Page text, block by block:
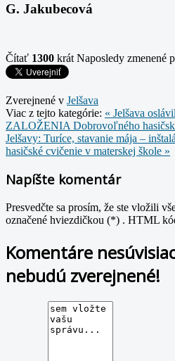
G. Jakubecová
Čítať 1300 krát Naposledy zmenené
Zverejnené v Jelšava
Viac z tejto kategórie: « Jelšava
ZALOŽENIA Dobrovoľného
Jelšavy: Turíce, stavanie mája –
hasičské cvičenie v materskej škole »
Napíšte komentár
Presvedčte sa prosím, že ste vložili
označené hviezdičkou (*) . HTML
Komentáre
nebudú zverejnené!